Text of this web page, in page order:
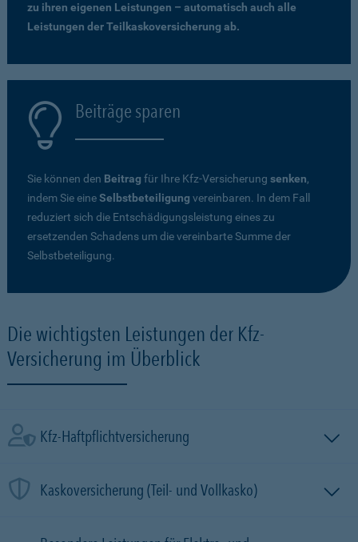
zu ihren eigenen Leistungen – automatisch auch alle
Leistungen der Teilkaskoversicherung ab.
Beiträge sparen
Sie können den Beitrag für Ihre Kfz-Versicherung senken,
indem Sie eineSelbstbeteiligung vereinbaren. In dem Fall
reduziert sich die Entschädigungsleistung eines zu
ersetzenden Schadens um die vereinbarte Summe der
Selbstbeteiligung.
Die wichtigsten Leistungen der Kfz-
Versicherung im Überblick
Kfz-Haftpflichtversicherung
Kaskoversicherung (Teil- und Vollkasko)